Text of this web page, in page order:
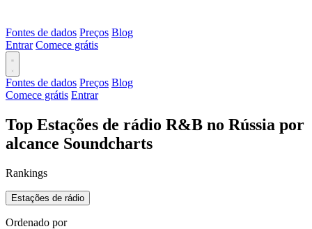
Fontes de dados Preços Blog
Entrar Comece grátis
Fontes de dados Preços Blog
Comece grátis Entrar
Top Estações de rádio R&B no Rússia por
alcance Soundcharts
Rankings
Estações de rádio
Ordenado por